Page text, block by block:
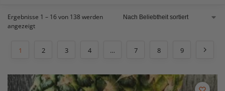
Ergebnisse 1 – 16 von 138 werden
angezeigt
1 2 3 4 … 7 8 9